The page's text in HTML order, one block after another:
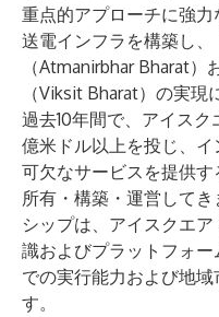
重点的アプローチに強
送電インフラを構築し、
（Atmanirbhar Bharat）
（Viksit Bharat）の実現
過去10年間で、アイス
億米ドル以上を投じ、
可欠なサービスを提供
所有・構築・運営して
シップは、アイスクエ
識およびプラットフォ
での実行能力および地
す。